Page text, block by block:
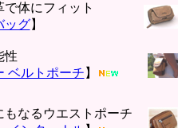
で体にフィット
ッグ】
性
ベルトポーチ 】
もなるウエストポーチ